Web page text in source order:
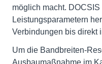
möglich macht. DOCSIS
Leistungsparametern
Verbindungen bis direkt
Um die Bandbreiten-
Ausbaumaßnahme im